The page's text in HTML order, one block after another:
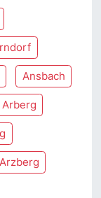
Ansbach
Arberg
Arzberg